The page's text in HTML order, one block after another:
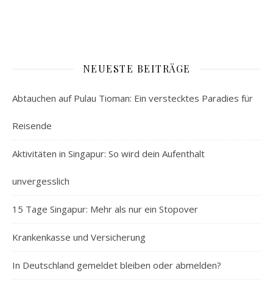
NEUESTE BEITRÄGE
Abtauchen auf Pulau Tioman: Ein verstecktes Paradies für
Reisende
Aktivitäten in Singapur: So wird dein Aufenthalt
unvergesslich
15 Tage Singapur: Mehr als nur ein Stopover
Krankenkasse und Versicherung
In Deutschland gemeldet bleiben oder abmelden?